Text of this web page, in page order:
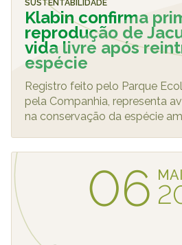
SUSTENTABILIDADE
Klabin confirma
reprodução de
vida livre após
espécie
Registro feito pelo Parque
pela Companhia, representa
na conservação da espécie
06